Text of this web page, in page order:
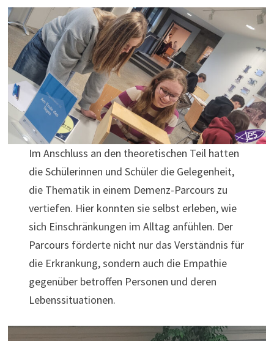
Im Anschluss an den theoretischen Teil hatten
die Schülerinnen und Schüler die Gelegenheit,
die Thematik in einem Demenz-Parcours zu
vertiefen. Hier konnten sie selbst erleben, wie
sich Einschränkungen im Alltag anfühlen. Der
Parcours förderte nicht nur das Verständnis für
die Erkrankung, sondern auch die Empathie
gegenüber betroffen Personen und deren
Lebenssituationen.